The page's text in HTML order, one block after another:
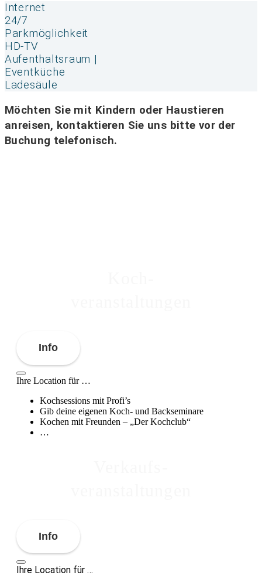
Internet
24/7
Parkmöglichkeit
HD-TV
Aufenthaltsraum |
Eventküche
Ladesäule
Möchten Sie mit Kindern oder Haustieren
anreisen, kontaktieren Sie uns bitte vor der
Buchung telefonisch.
Info
Ihre Location für …
Kochsessions mit Profi’s
Gib deine eigenen Koch- und Backseminare
Kochen mit Freunden – „Der Kochclub“
…
Info
Ihre Location für …